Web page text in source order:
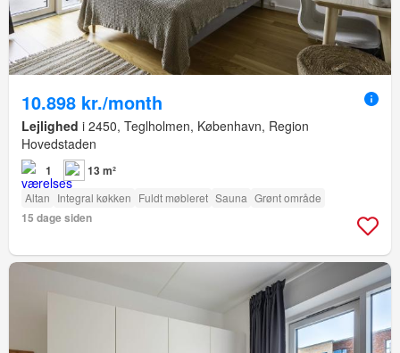
10.898 kr./month
Lejlighed i 2450, Teglholmen, København, Region
Hovedstaden
1 13 m²
Altan Integral køkken Fuldt møbleret Sauna Grønt område
15 dage siden